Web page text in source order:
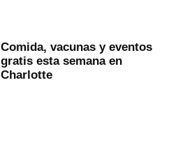
Comida, vacunas y eventos
gratis esta semana en
Charlotte